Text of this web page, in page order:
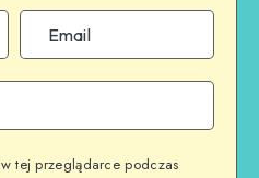
tej przeglądarce podczas